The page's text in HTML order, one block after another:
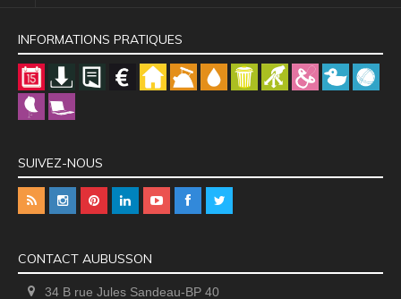
INFORMATIONS PRATIQUES
SUIVEZ-NOUS
CONTACT AUBUSSON
34 B rue Jules Sandeau-BP 40